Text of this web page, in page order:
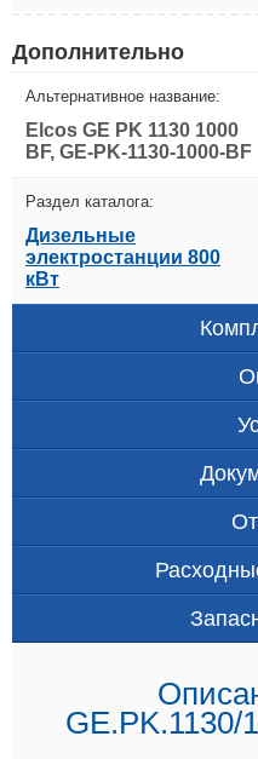
Дополнительно
Альтернативное название:
Elcos GE PK 1130 1000
BF, GE-PK-1130-1000-BF
Раздел каталога:
Дизельные
электростанции 800
кВт
GE.PK.1130/